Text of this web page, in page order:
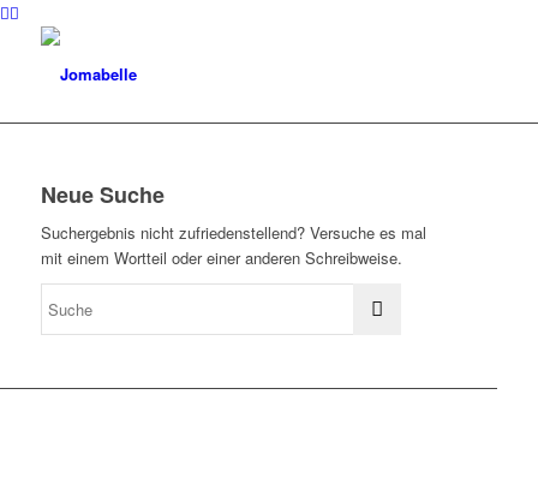
Neue Suche
Suchergebnis nicht zufriedenstellend? Versuche es mal
mit einem Wortteil oder einer anderen Schreibweise.